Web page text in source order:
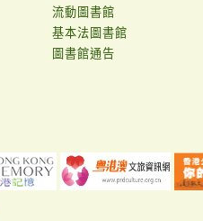
流動圖書館
基本法圖書館
圖書館通告